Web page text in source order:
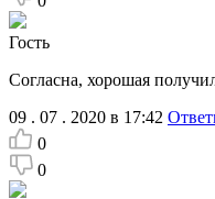
Гость
Согласна, хорошая
09 . 07 . 2020 в 17:42
0
0